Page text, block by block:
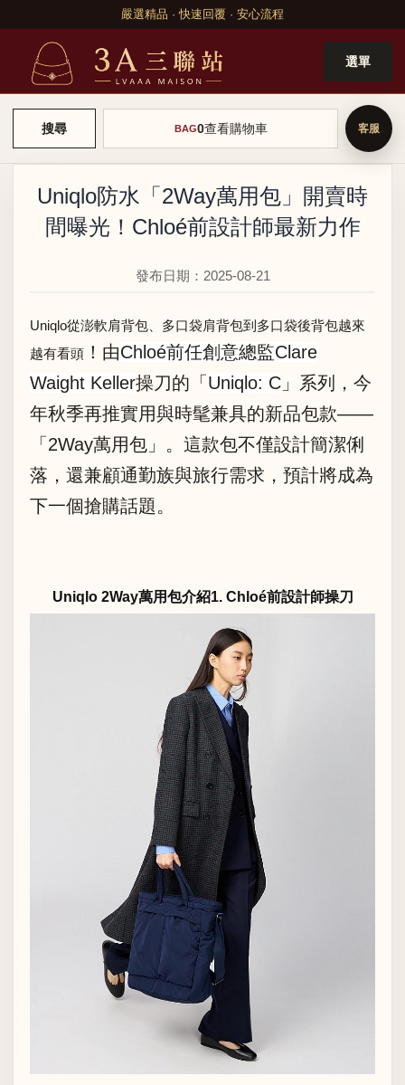
嚴選精品 · 快速回覆 · 安心流程
選單
搜尋 BAG0查看購物車
Uniqlo防水「2Way萬用包」開賣時
間曝光！Chloé前設計師最新力作
發布日期：2025-08-21
Uniqlo從澎軟肩背包 多口袋肩背包到 多口袋後背包越來
越有看頭 ！由Chloé前任創意總監Clare
Waight Keller操刀的「Uniqlo: C 」系列，今
年秋季再推實用與時髦兼具的新品包款——
「2Way萬用包」。這款包不僅設計簡潔俐
落，還兼顧通勤族與旅行需求，預計將成為
下一個搶購話題。
Uniqlo 2Way萬用包介紹1. Chloé前設計師操刀